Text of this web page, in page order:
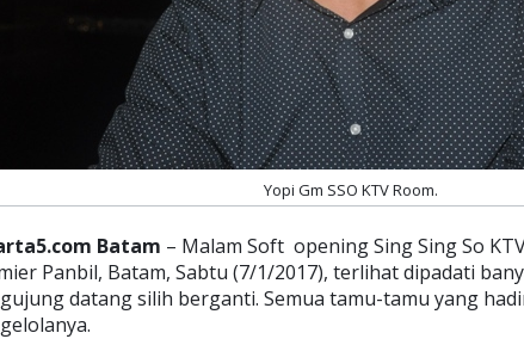
Yopi Gm SSO KTV Room.
Batam – Malam Soft opening Sing Sing So
Panbil, Batam, Sabtu (7/1/2017), terlihat dipadati
datang silih berganti. Semua tamu-tamu yang